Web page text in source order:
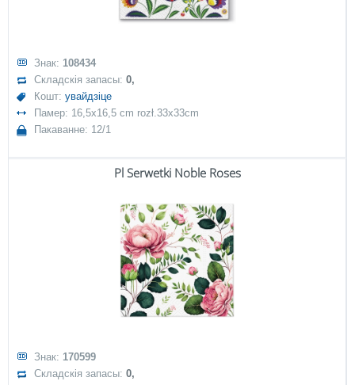
Знак: 108434
Складскія запасы:0,
Кошт:увайдзіце
Памер: 16,5x16,5 cm rozł.33x33cm
Пакаванне: 12/1
Pl Serwetki Noble Roses
Знак: 170599
Складскія запасы:0,